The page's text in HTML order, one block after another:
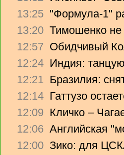
13:25 "Формула-1"
13:20 Тимошенко не
12:57 Обидчивый
12:24 Индия:
12:21 Бразилия:
12:14 Гаттузо
12:09 Кличко –
12:06 Английская
12:00 Зико: для